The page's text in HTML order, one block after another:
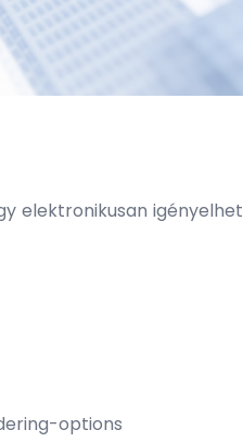
elektronikusan
options